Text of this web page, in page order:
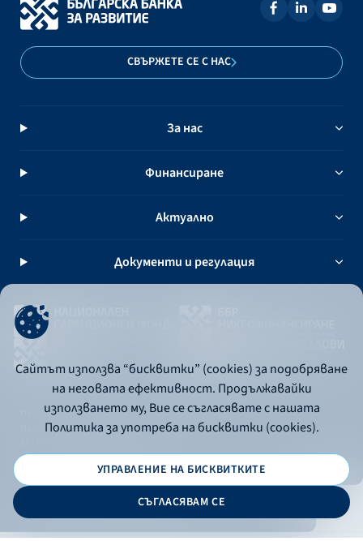
СВЪРЖЕТЕ СЕ С НАС
За нас
Финансиране
Актуално
Документи и регулация
Политика за употреба на бисквитки
Политика за поверителност
© 2026 - Българска банка за развитие
Сайтът използва “бисквитки” (cookies) за подобряване
на неговата ефективност. Продължавайки
използването му, Вие се съгласявате с нашата
Политика за употреба на бисквитки (cookies).
УПРАВЛЕНИЕ НА БИСКВИТКИТЕ
СЪГЛАСЯВАМ СЕ